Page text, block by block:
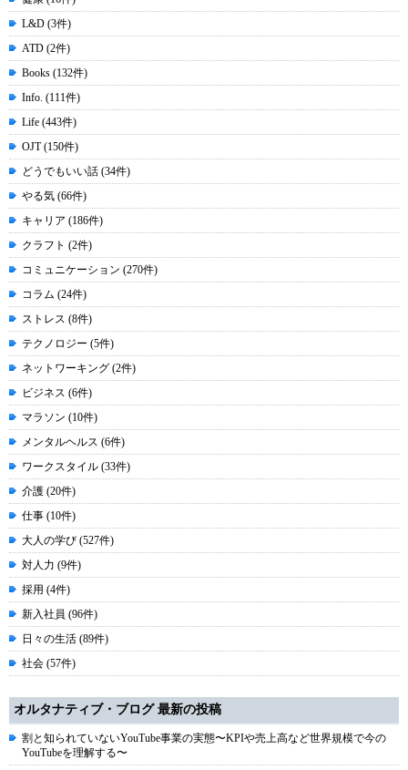
L&D (3件)
ATD (2件)
Books (132件)
Info. (111件)
Life (443件)
OJT (150件)
どうでもいい話 (34件)
やる気 (66件)
キャリア (186件)
クラフト (2件)
コミュニケーション (270件)
コラム (24件)
ストレス (8件)
テクノロジー (5件)
ネットワーキング (2件)
ビジネス (6件)
マラソン (10件)
メンタルヘルス (6件)
ワークスタイル (33件)
介護 (20件)
仕事 (10件)
大人の学び (527件)
対人力 (9件)
採用 (4件)
新入社員 (96件)
日々の生活 (89件)
社会 (57件)
オルタナティブ・ブログ 最新の投稿
割と知られていないYouTube事業の実態〜KPIや売上高など世界規模で今の
YouTubeを理解する〜